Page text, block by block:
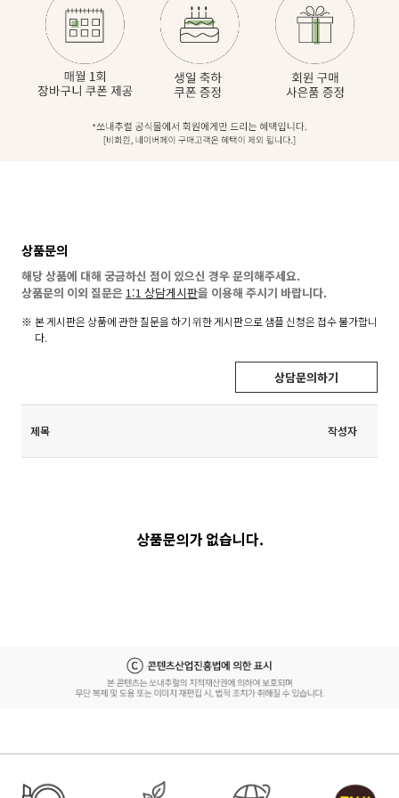
상품문의
해당 상품에 대해 궁금하신 점이 있으신 경우 문의해주세요.
상품문의 이외 질문은 1:1 상담게시판을 이용해 주시기 바랍니다.
본 게시판은 상품에 관한 질문을 하기 위한 게시판으로 샘플 신청은 접수 불가합니
다.
상담문의하기
제목 작성자
상품문의가 없습니다.